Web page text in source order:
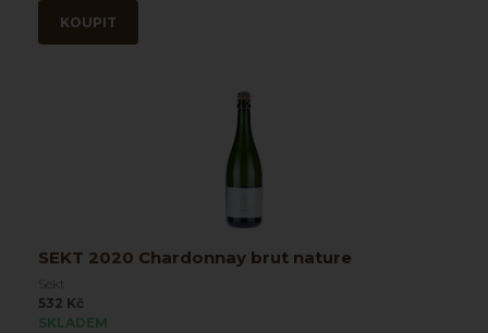
KOUPIT
SEKT 2020 Chardonnay brut nature
Sekt
532 Kč
SKLADEM